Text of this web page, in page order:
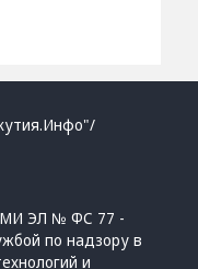
ЭЛ № ФС 77 -
по надзору в
и